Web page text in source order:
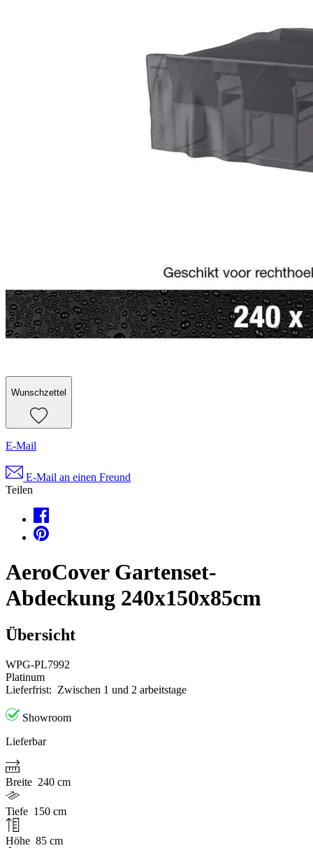
Wunschzettel
E-Mail
E-Mail an einen Freund
Teilen
AeroCover Gartenset-
Abdeckung 240x150x85cm
Übersicht
WPG-PL7992
Platinum
Lieferfrist: Zwischen 1 und 2 arbeitstage
Showroom
Lieferbar
Breite 240 cm
Tiefe 150 cm
Höhe 85 cm